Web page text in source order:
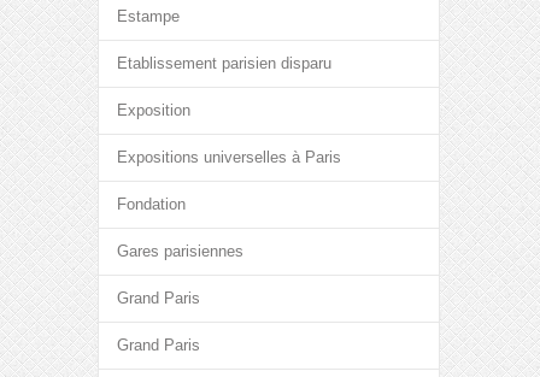
Estampe
Etablissement parisien disparu
Exposition
Expositions universelles à Paris
Fondation
Gares parisiennes
Grand Paris
Grand Paris